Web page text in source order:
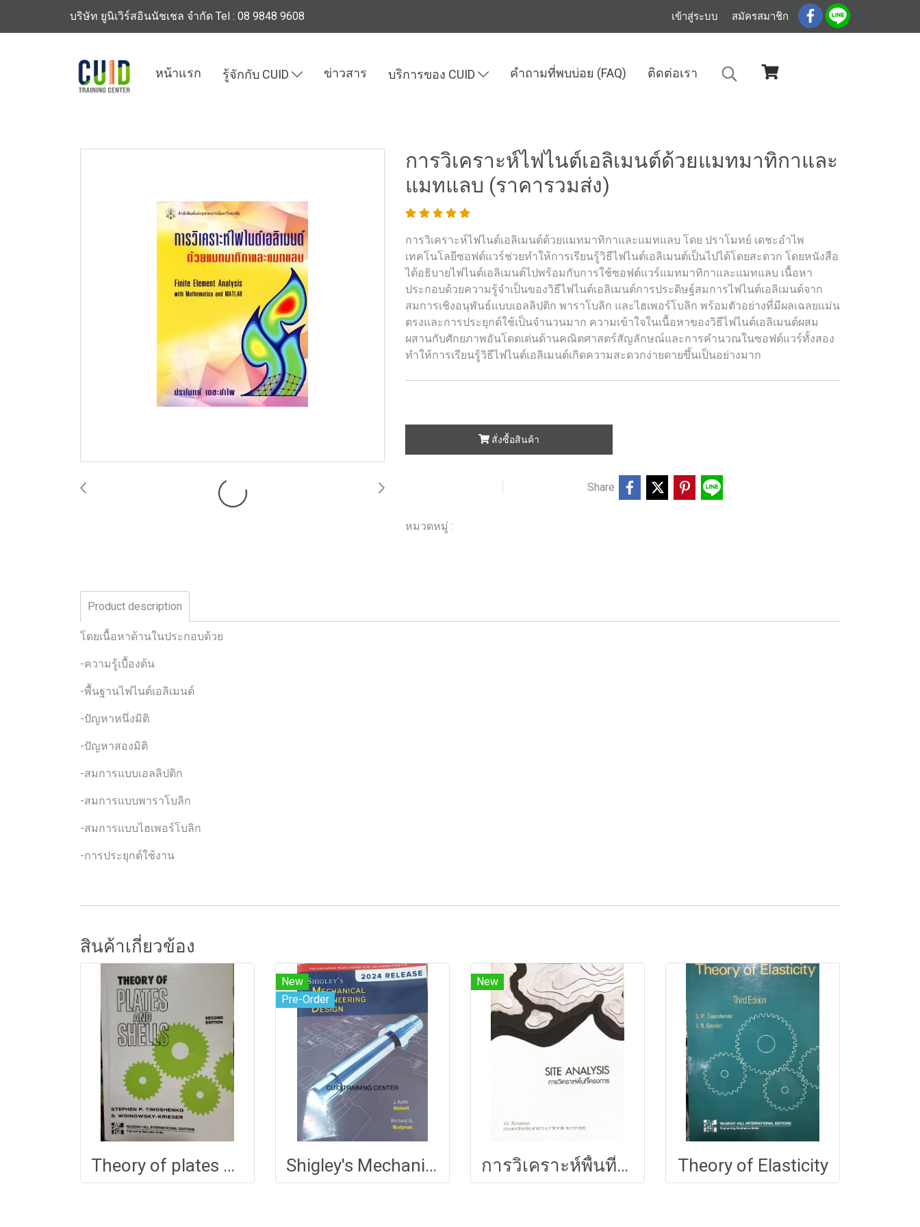
บริษัท ยูนิเวิร์สอินนัชเชล จำกัด Tel : 08 9848 9608 เข้าสู่ระบบ สมัครสมาชิก
หน้าแรก รู้จักกับ CUID ข่าวสาร บริการของ CUID คำถามที่พบบ่อย (FAQ) ติดต่อเรา
การวิเคราะห์ไฟไนต์เอลิเมนต์ด้วยแมทมาทิกาและ
แมทแลบ (ราคารวมส่ง)
การวิเคราะห์ไฟไนต์เอลิเมนต์ด้วยแมทมาทิกาและแมทแลบ โดย ปราโมทย์ เดชะอำไพ
เทคโนโลยีซอฟต์แวร์ช่วยทำให้การเรียนรู้วิธีไฟไนต์เอลิเมนต์เป็นไปได้โดยสะดวก โดยหนังสือ
ได้อธิบายไฟไนต์เอลิเมนต์ไปพร้อมกับการใช้ซอฟต์แวร์แมทมาทิกาและแมทแลบ เนื้อหา
ประกอบด้วยความรู้จำเป็นของวิธีไฟไนต์เอลิเมนต์การประดิษฐ์สมการไฟไนต์เอลิเมนต์จาก
สมการเชิงอนุพันธ์แบบเอลลิปติก พาราโบลิก และไฮเพอร์โบลิก พร้อมตัวอย่างที่มีผลเฉลยแม่น
ตรงและการประยุกต์ใช้เป็นจำนวนมาก ความเข้าใจในเนื้อหาของวิธีไฟไนต์เอลิเมนต์ผสม
ผสานกับศักยภาพอันโดดเด่นด้านคณิตศาสตร์สัญลักษณ์และการคำนวณในซอฟต์แวร์ทั้งสอง
ทำให้การเรียนรู้วิธีไฟไนต์เอลิเมนต์เกิดความสะดวกง่ายดายขึ้นเป็นอย่างมาก
สั่งซื้อสินค้า
Share
หมวดหมู่ :
Product description
โดยเนื้อหาด้านในประกอบด้วย
-ความรู้เบื้องต้น
-พื้นฐานไฟไนต์เอลิเมนต์
-ปัญหาหนึ่งมิติ
-ปัญหาสองมิติ
-สมการแบบเอลลิปติก
-สมการแบบพาราโบลิก
-สมการแบบไฮเพอร์โบลิก
-การประยุกต์ใช้งาน
สินค้าเกี่ยวข้อง
Theory of plates and shells
New
Pre-Order
Shigley's Mechanical Engineering Design
New
การวิเคราะห์พื้นที่โครงการ 146 Theory of Elasticity